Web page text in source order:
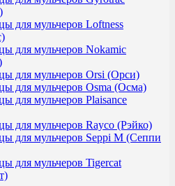
для мульчеров Loftness
для мульчеров Nokamic
для мульчеров Orsi (Орси)
для мульчеров Osma (Осма)
для мульчеров Plaisance
для мульчеров Rayco (Рэйко)
для мульчеров Seppi M (Сеппи
для мульчеров Tigercat